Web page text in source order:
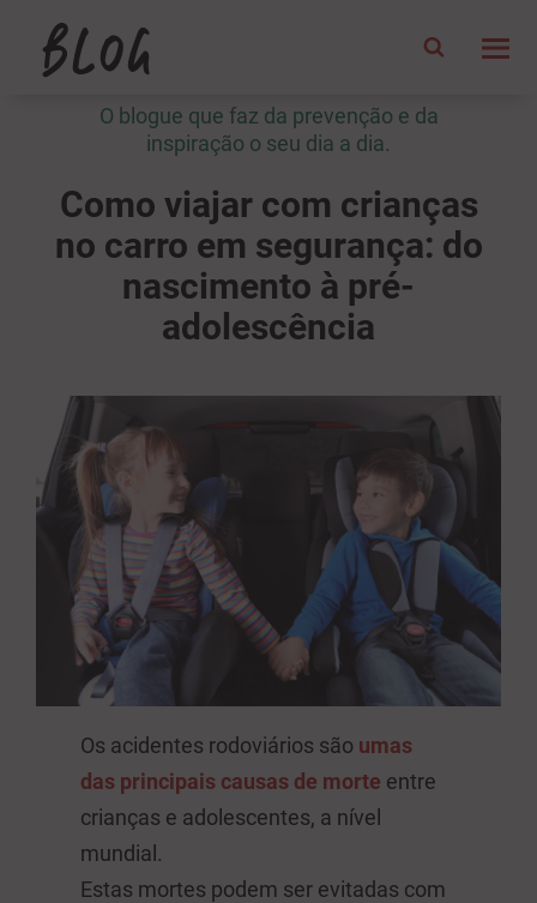
O blogue que faz da prevenção e da
inspiração o seu dia a dia.
Como viajar com crianças
no carro em segurança: do
nascimento à pré-
adolescência
Os acidentes rodoviários são umas
das principais causas de morte entre
crianças e adolescentes, a nível
mundial.
Estas mortes podem ser evitadas com